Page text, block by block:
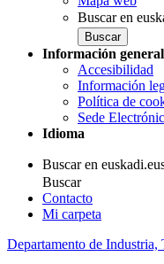
Buscar en
Información general
Accesibilidad
Información
Política de
Sede
Idioma
Buscar en
Buscar
Contacto
Mi carpeta
Departamento de